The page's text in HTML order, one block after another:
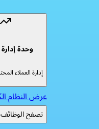
وحدة
إدارة العملاء
عرض النظام
تصفح الوظائف